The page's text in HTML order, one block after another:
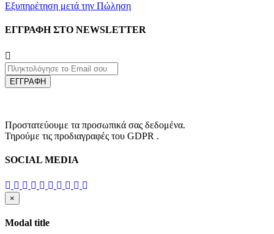
Εξυπηρέτηση μετά την Πώληση
ΕΓΓΡΑΦΗ ΣΤΟ NEWSLETTER
ΕΓΓΡΑΦΗ
Προστατεύουμε τα προσωπικά σας δεδομένα.
Τηρούμε τις προδιαγραφές του GDPR .
SOCIAL MEDIA
×
Modal title